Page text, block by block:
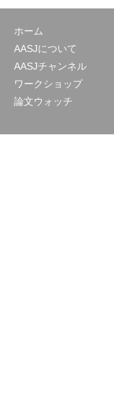
ホーム
AASJについて
AASJチャンネル
ワークショップ
論文ウォッチ